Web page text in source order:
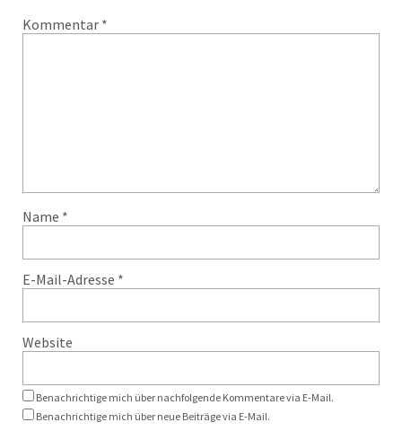
Kommentar *
Name *
E-Mail-Adresse *
Website
Benachrichtige mich über nachfolgende Kommentare via E-Mail.
Benachrichtige mich über neue Beiträge via E-Mail.